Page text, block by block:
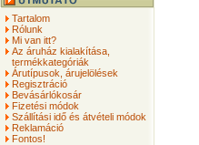
Tartalom
Rólunk
Mi van itt?
Az áruház kialakítása,
termékkategóriák
Árutípusok, árujelölések
Regisztráció
Bevásárlókosár
Fizetési módok
Szállítási idő és átvételi módok
Reklamáció
Fontos!